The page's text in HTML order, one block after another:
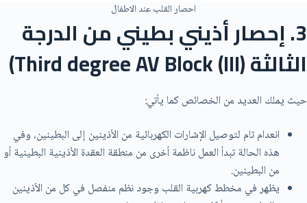
احصار القلب عند الاطفال
3. إحصار أذيني بطيني من الدرجة
الثالثة (III) Third degree AV Block)
حيث يملك العديد من الخصائص كما يأتي:
انعدام تام لتوصيل الإشارات الكهربائية من الأذينين إلى البطينين، وفي
هذه الحالة تبدأ العمل ناظمة أخرى من منطقة العقدة الأذينية البطينية أو
من البطينين.
يظهر في مخطط كهربية القلب وجود نظم منفصل في كل من الأذينين